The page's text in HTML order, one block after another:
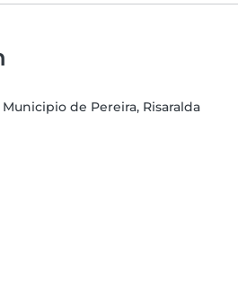
Municipio de Pereira, Risaralda